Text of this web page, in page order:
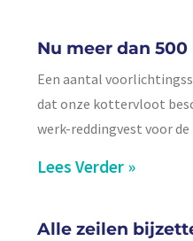
Nu meer dan
Een aantal
dat onze kottervloot
werk-reddingvest voor
Lees Verder »
Alle zeilen